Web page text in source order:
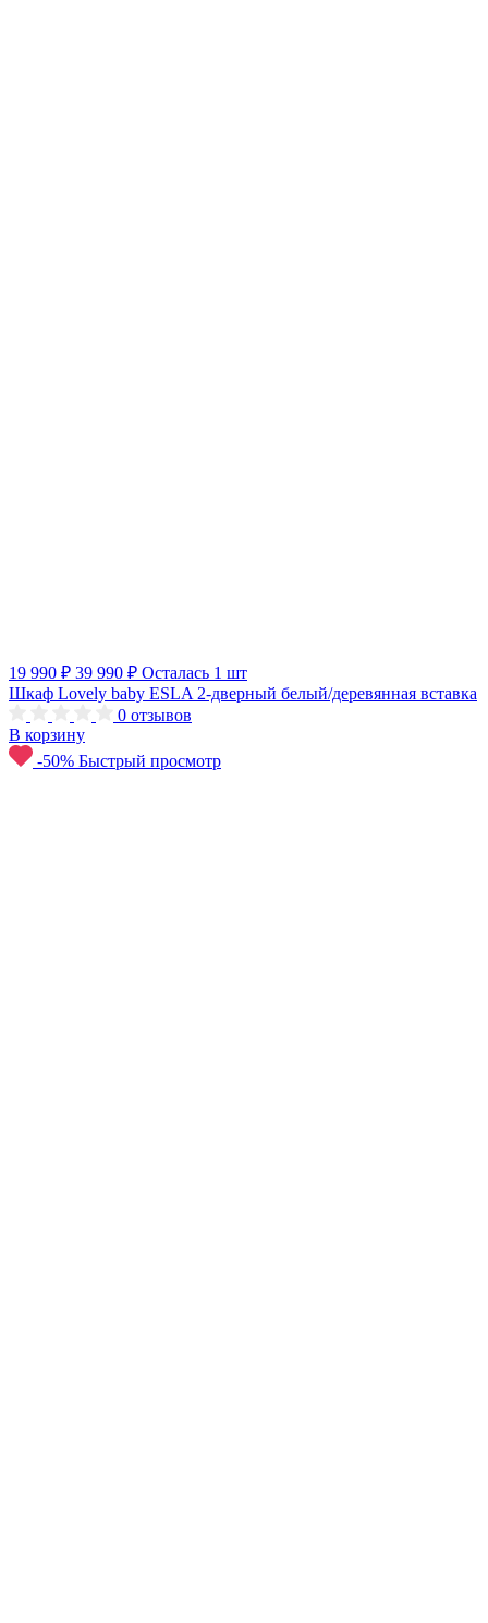
19 990 ₽ 39 990 ₽ Осталась 1 шт
Шкаф Lovely baby ESLA 2-дверный белый/деревянная вставка
0 отзывов
В корзину
-50% Быстрый просмотр